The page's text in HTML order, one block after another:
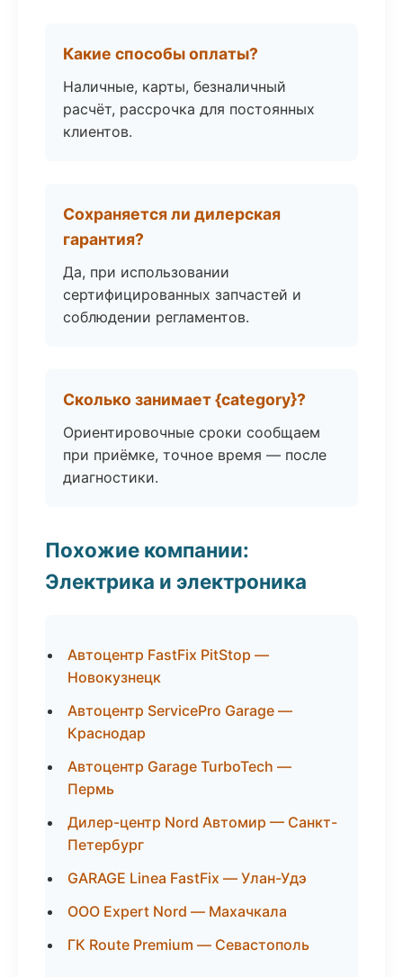
Какие способы оплаты?
Наличные, карты, безналичный
расчёт, рассрочка для постоянных
клиентов.
Сохраняется ли дилерская
гарантия?
Да, при использовании
сертифицированных запчастей и
соблюдении регламентов.
Сколько занимает {category}?
Ориентировочные сроки сообщаем
при приёмке, точное время — после
диагностики.
Похожие компании:
Электрика и электроника
Автоцентр FastFix PitStop —
Новокузнецк
Автоцентр ServicePro Garage —
Краснодар
Автоцентр Garage TurboTech —
Пермь
Дилер-центр Nord Автомир — Санкт-
Петербург
GARAGE Linea FastFix — Улан-Удэ
ООО Expert Nord — Махачкала
ГК Route Premium — Севастополь